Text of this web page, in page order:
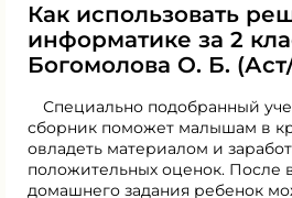
Как использовать
информатике за 2
Богомолова О. Б.
Специально подобранный
сборник поможет малышам в
овладеть материалом и
положительных оценок. После
домашнего задания ребенок